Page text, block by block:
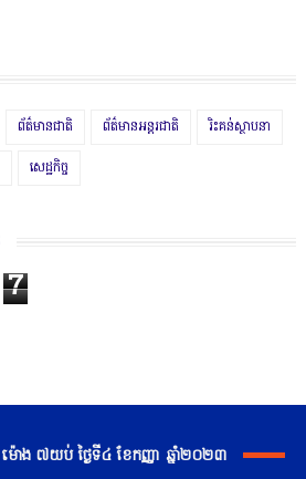
ព័ត៌មានជាតិ ព័ត៌មានអន្តរជាតិ រិះគន់ស្ថាបនា
សេដ្ឋកិច្ច
7
ោង ៧យប់ ថ្ងៃទី៤ ខែកញ្ញា ឆ្នាំ២០២៣